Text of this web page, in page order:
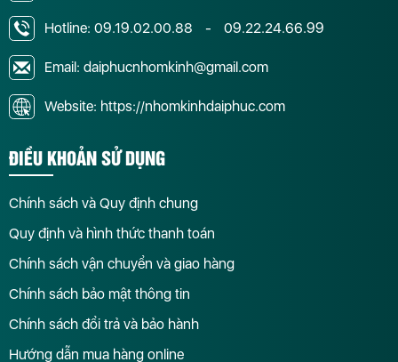
Hotline: 09.19.02.00.88 - 09.22.24.66.99
Email: daiphucnhomkinh@gmail.com
Website: https://nhomkinhdaiphuc.com
ĐIỀU KHOẢN SỬ DỤNG
Chính sách và Quy định chung
Quy định và hình thức thanh toán
Chính sách vận chuyển và giao hàng
Chính sách bảo mật thông tin
Chính sách đổi trả và bảo hành
Hướng dẫn mua hàng online